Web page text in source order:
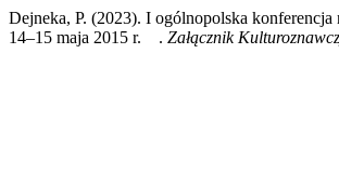
Dejneka, P. (2023). I ogólnopolska
14–15 maja 2015 r. . Załącznik